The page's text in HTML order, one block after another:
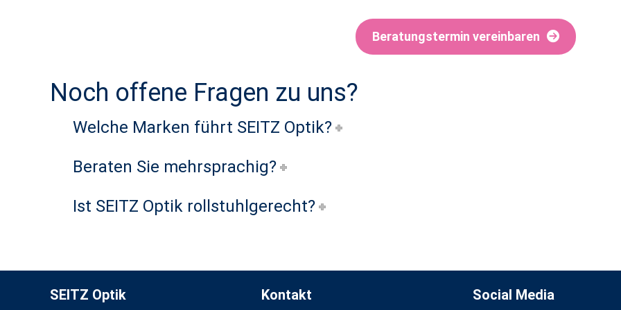
Beratungstermin vereinbaren
Noch offene Fragen zu uns?
Welche Marken führt SEITZ Optik?
Beraten Sie mehrsprachig?
Ist SEITZ Optik rollstuhlgerecht?
SEITZ Optik Kontakt Social Media